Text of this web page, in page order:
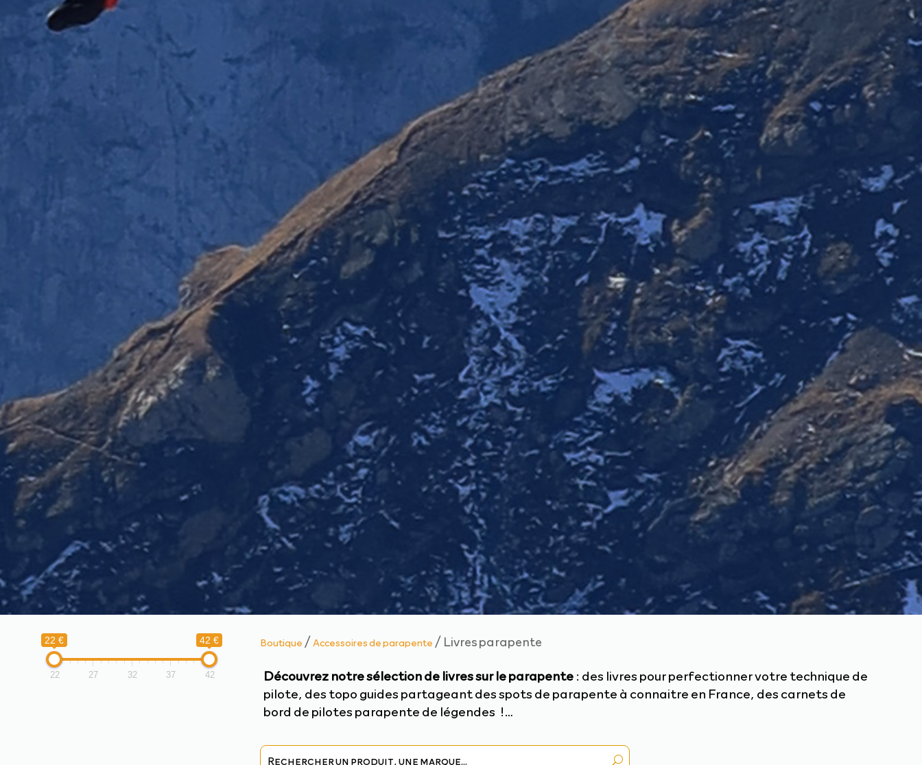
22 € 42 €
22 27 32 37 42
Boutique / Accessoires de parapente / Livres parapente
Découvrez notre sélection de livres sur le parapente: des livres pour perfectionner votre technique de
pilote, des topo guides partageant des spots de parapente à connaitre en France, des carnets de
bord de pilotes parapente de légendes !…